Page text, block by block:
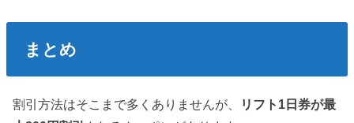
まとめ
割引方法はそこまで多くありませんが、
リフト1日券が最